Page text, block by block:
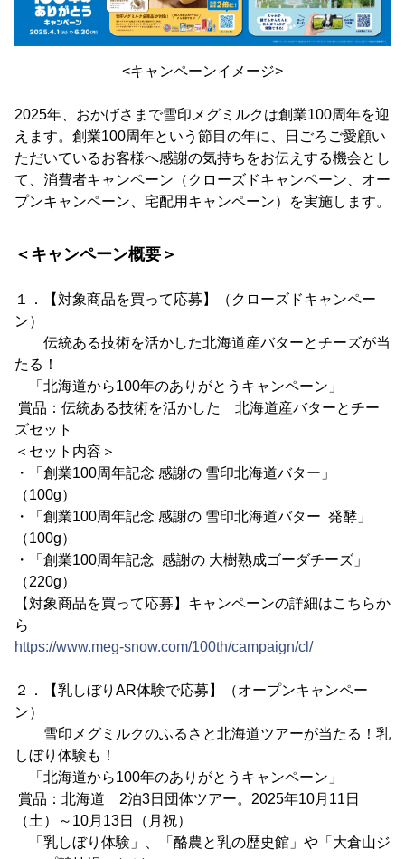
<キャンペーンイメージ>
2025年、おかげさまで雪印メグミルクは創業100周年を迎
えます。創業100周年という節目の年に、日ごろご愛顧い
ただいているお客様へ感謝の気持ちをお伝えする機会とし
て、消費者キャンペーン（クローズドキャンペーン、オー
プンキャンペーン、宅配用キャンペーン）を実施します。
＜キャンペーン概要＞
１．【対象商品を買って応募】（クローズドキャンペー
ン）
伝統ある技術を活かした北海道産バターとチーズが当
たる！
「北海道から100年のありがとうキャンペーン」
賞品：伝統ある技術を活かした 北海道産バターとチー
ズセット
＜セット内容＞
・「創業100周年記念 感謝の 雪印北海道バター」
（100g）
・「創業100周年記念 感謝の 雪印北海道バター 発酵」
（100g）
・「創業100周年記念 感謝の 大樹熟成ゴーダチーズ」
（220g）
【対象商品を買って応募】キャンペーンの詳細はこちらか
ら
https://www.meg-snow.com/100th/campaign/cl/
２．【乳しぼりAR体験で応募】（オープンキャンペー
ン）
雪印メグミルクのふるさと北海道ツアーが当たる！乳
しぼり体験も！
「北海道から100年のありがとうキャンペーン」
賞品：北海道 2泊3日団体ツアー。2025年10月11日
（土）～10月13日（月祝）
「乳しぼり体験」、「酪農と乳の歴史館」や「大倉山ジ